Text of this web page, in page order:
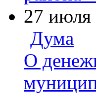
27 июля
Дума
О